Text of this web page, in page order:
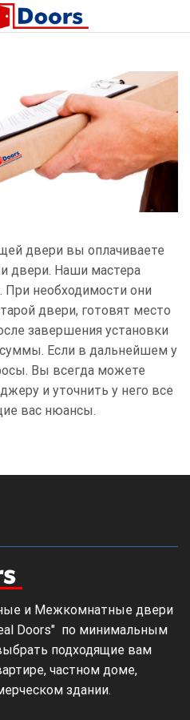
двери вы оплачиваете
двери. Наши мастера
При необходимости они
двери, готовят место
завершения установки
Если в дальнейшем у
Вы всегда можете
и уточнить у него все
вас нюансы.
и Межкомнатные двери
Doors" по минимальным
подходящие вам
частном доме,
здании.